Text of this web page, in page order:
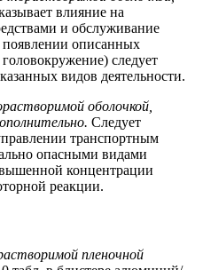
влияние на
и обслуживание
описанных
следует
видов деятельности.
оболочкой,
Следует
транспортным
опасными видами
концентрации
реакции.
пленочной